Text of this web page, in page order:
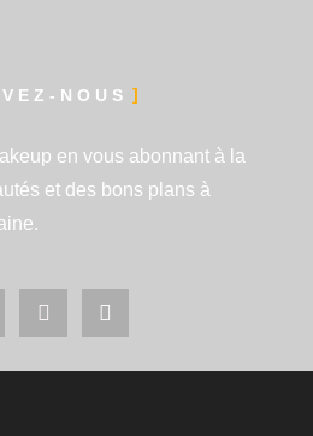
NOUS
en vous abonnant à la
et des bons plans à